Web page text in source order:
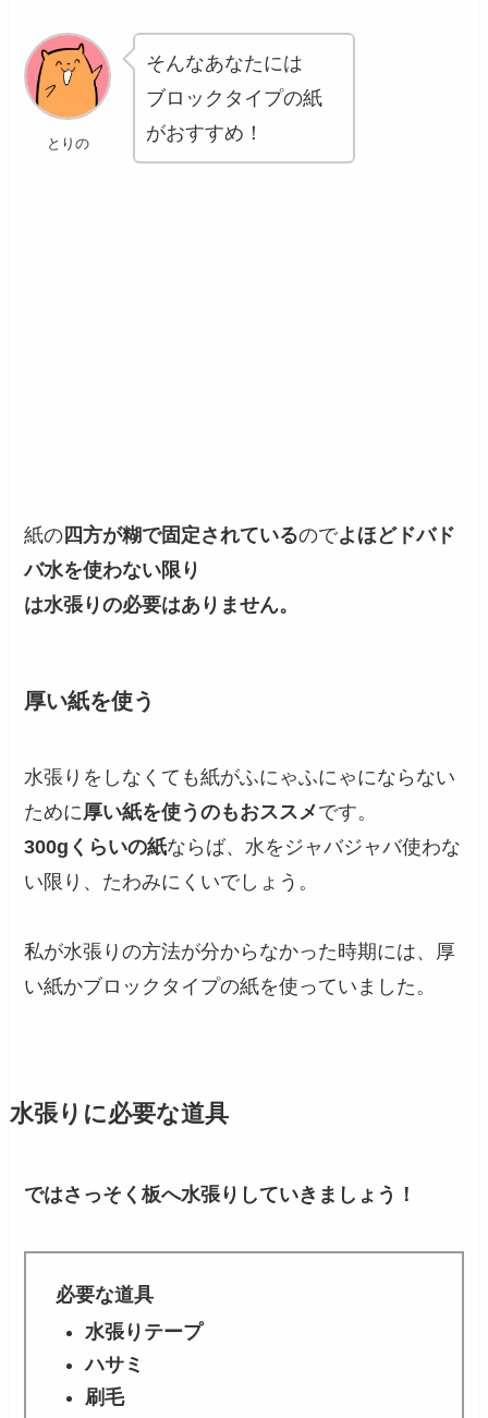
とりの
そんなあなたには
ブロックタイプの紙
がおすすめ！
紙の 四方が糊で固定されているのでよほどドバド
バ水を使わない限り
は水張りの必要はありません。
厚い紙を使う
水張りをしなくても紙がふにゃふにゃにならない
ために 厚い紙を使うのもおススメです。
300gくらいの紙ならば、水をジャバジャバ使わな
い限り、たわみにくいでしょう。
私が水張りの方法が分からなかった時期には、厚
い紙かブロックタイプの紙を使っていました。
水張りに必要な道具
ではさっそく板へ水張りしていきましょう！
必要な道具
水張りテープ
ハサミ
刷毛